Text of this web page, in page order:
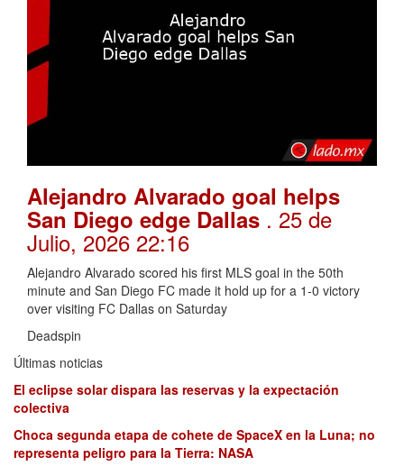
Alejandro Alvarado goal helps
San Diego edge Dallas . 25 de
Julio, 2026 22:16
Alejandro Alvarado scored his first MLS goal in the 50th
minute and San Diego FC made it hold up for a 1-0 victory
over visiting FC Dallas on Saturday
Deadspin
Últimas noticias
El eclipse solar dispara las reservas y la expectación
colectiva
Choca segunda etapa de cohete de SpaceX en la Luna; no
representa peligro para la Tierra: NASA